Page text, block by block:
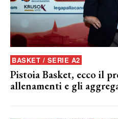
BASKET / SERIE A2
Pistoia Basket, ecco il
allenamenti e gli